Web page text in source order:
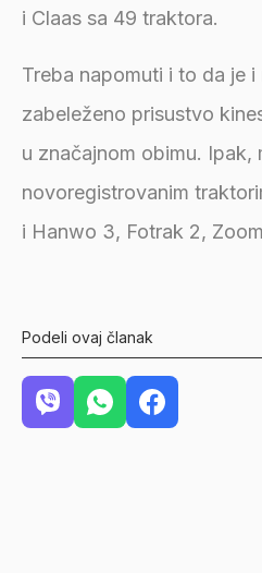
i Claas sa 49 traktora.
Treba napomuti i to da je
zabeleženo prisustvo
u značajnom obimu. Ipak,
novoregistrovanim
i Hanwo 3, Fotrak 2,
Podeli ovaj članak